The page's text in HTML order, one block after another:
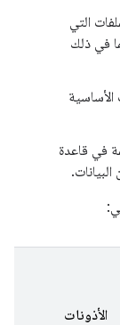
التي
في ذلك
الأساسية
في قاعدة
الأذونات